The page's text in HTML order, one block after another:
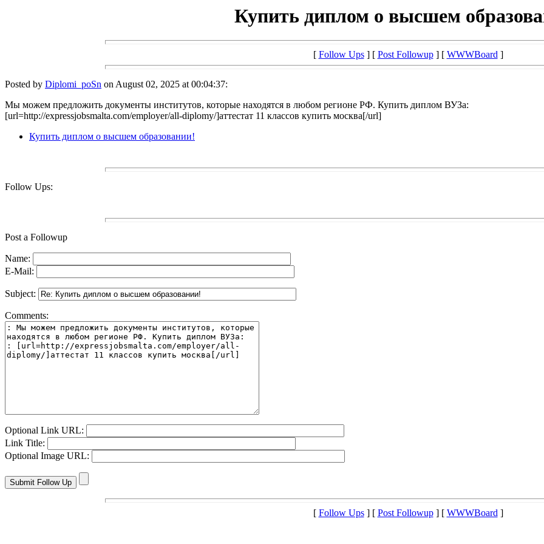
Купить диплом о высшем
[ Follow Ups] [ Post Followup] [ WWWBoard]
Posted by Diplomi_poSn on August 02, 2025 at 00:04:37:
Мы можем предложить документы институтов, которые находятся в любом регионе РФ. Купить диплом ВУЗа:
[url=http://expressjobsmalta.com/employer/all-diplomy/]аттестат 11 классов купить москва[/url]
Купить диплом о высшем образовании!
Follow Ups:
Post a Followup
Name:
E-Mail:
Subject:
Comments:
Optional Link URL:
Link Title:
Optional Image URL:
[ Follow Ups] [ Post Followup] [ WWWBoard]